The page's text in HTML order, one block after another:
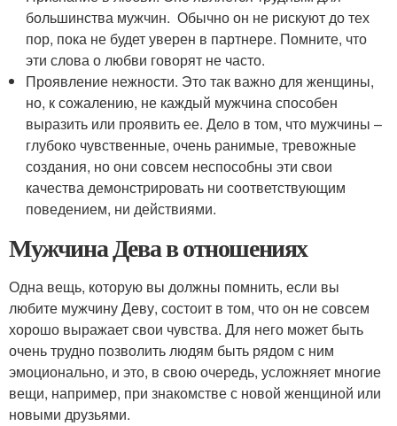
большинства мужчин. Обычно он не рискуют до тех
пор, пока не будет уверен в партнере. Помните, что
эти слова о любви говорят не часто.
Проявление нежности. Это так важно для женщины,
но, к сожалению, не каждый мужчина способен
выразить или проявить ее. Дело в том, что мужчины –
глубоко чувственные, очень ранимые, тревожные
создания, но они совсем неспособны эти свои
качества демонстрировать ни соответствующим
поведением, ни действиями.
Мужчина Дева в отношениях
Одна вещь, которую вы должны помнить, если вы
любите мужчину Деву, состоит в том, что он не совсем
хорошо выражает свои чувства. Для него может быть
очень трудно позволить людям быть рядом с ним
эмоционально, и это, в свою очередь, усложняет многие
вещи, например, при знакомстве с новой женщиной или
новыми друзьями.